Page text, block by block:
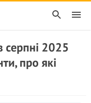
серпні 2025
про які